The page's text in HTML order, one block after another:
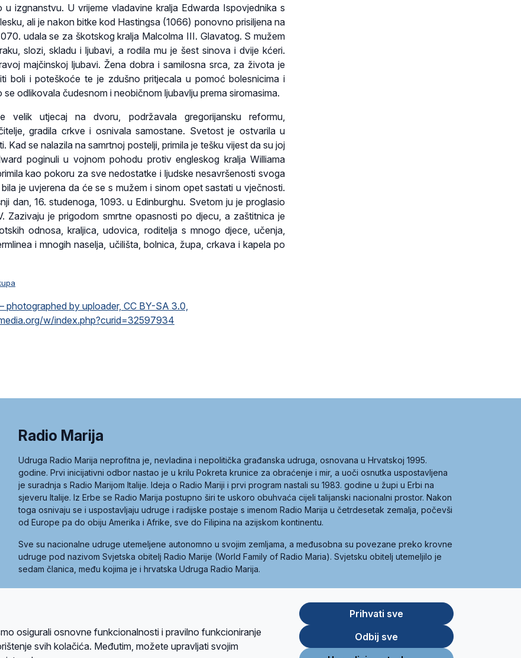
izgnanstvu. U vrijeme vladavine kralja Edwarda Ispovjednika s
ali je nakon bitke kod Hastingsa (1066) ponovno prisiljena na
udala se za škotskog kralja Malcolma III. Glavatog. S mužem
slozi, skladu i ljubavi, a rodila mu je šest sinova i dvije kćeri.
majčinskoj ljubavi. Žena dobra i samilosna srca, za života je
boli i poteškoće te je zdušno pritjecala u pomoć bolesnicima i
odlikovala čudesnom i neobičnom ljubavlju prema siromasima.
velik utjecaj na dvoru, podržavala gregorijansku reformu,
gradila crkve i osnivala samostane. Svetost je ostvarila u
Kad se nalazila na samrtnoj postelji, primila je tešku vijest da su joj
poginuli u vojnom pohodu protiv engleskog kralja Williama
kao pokoru za sve nedostatke i ljudske nesavršenosti svoga
je uvjerena da će se s mužem i sinom opet sastati u vječnosti.
dan, 16. studenoga, 1093. u Edinburghu. Svetom ju je proglasio
Zazivaju je prigodom smrtne opasnosti po djecu, a zaštitnica je
odnosa, kraljica, udovica, roditelja s mnogo djece, učenja,
i mnogih naselja, učilišta, bolnica, župa, crkava i kapela po
photographed by uploader, CC BY-SA 3.0,
w/index.php?curid=32597934
Radio Marija
Udruga Radio Marija neprofitna je, nevladina i nepolitička građanska udruga, osnovana u Hrvatskoj 1995.
godine. Prvi inicijativni odbor nastao je u krilu Pokreta krunice za obraćenje i mir, a uoči osnutka uspostavljena
je suradnja s Radio Marijom Italije. Ideja o Radio Mariji i prvi program nastali su 1983. godine u župi u Erbi na
sjeveru Italije. Iz Erbe se Radio Marija postupno širi te uskoro obuhvaća cijeli talijanski nacionalni prostor. Nakon
toga osnivaju se i uspostavljaju udruge i radijske postaje s imenom Radio Marija u četrdesetak zemalja, počevši
od Europe pa do obiju Amerika i Afrike, sve do Filipina na azijskom kontinentu.
Sve su nacionalne udruge utemeljene autonomno u svojim zemljama, a međusobna su povezane preko krovne
udruge pod nazivom Svjetska obitelj Radio Marije (World Family of Radio Maria). Svjetsku obitelj utemeljilo je
sedam članica, među kojima je i hrvatska Udruga Radio Marija.
Store
osigurali osnovne funkcionalnosti i pravilno funkcioniranje
svih kolačića. Međutim, možete upravljati svojim
Prihvati sve
Odbij sve